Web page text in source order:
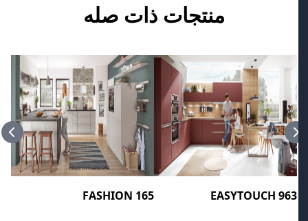
منتجات ذات صله
EASYTOUCH 963
FASHION 165
Next